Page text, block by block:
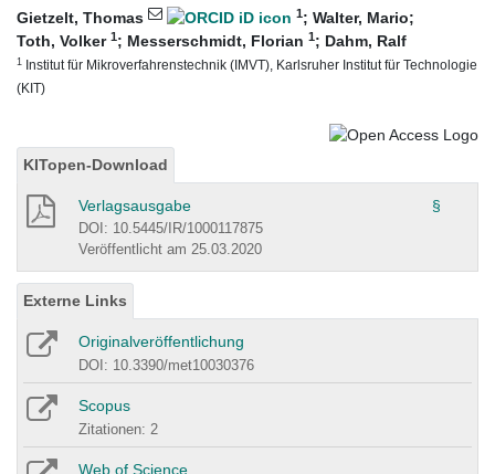
Gietzelt, Thomas 1; Walter, Mario;
Toth, Volker 1; Messerschmidt, Florian 1; Dahm, Ralf
1 Institut für Mikroverfahrenstechnik (IMVT), Karlsruher Institut für Technologie
(KIT)
KITopen-Download
Verlagsausgabe §
DOI: 10.5445/IR/1000117875
Veröffentlicht am 25.03.2020
Externe Links
Originalveröffentlichung
DOI: 10.3390/met10030376
Scopus
Zitationen: 2
Web of Science